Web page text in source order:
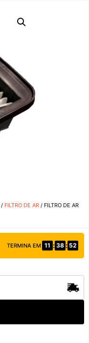
/ FILTRO DE AR / FILTRO DE AR
TERMINA EM 11 : 38 : 52